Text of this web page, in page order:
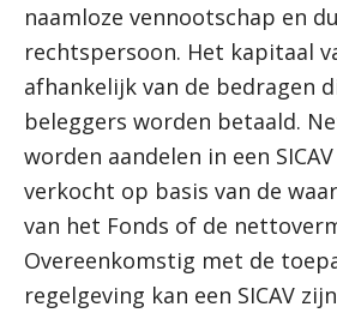
naamloze vennootschap en
rechtspersoon. Het kapitaal
afhankelijk van de bedragen
beleggers worden betaald.
worden aandelen in een
verkocht op basis van de
van het Fonds of de
Overeenkomstig met de
regelgeving kan een SICAV